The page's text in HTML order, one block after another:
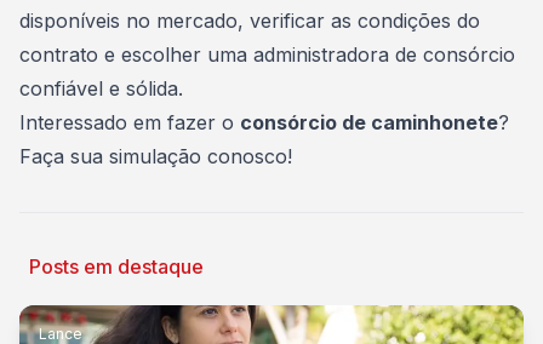
disponíveis no mercado, verificar as condições do
contrato e escolher uma administradora de consórcio
confiável e sólida.
Interessado em fazer o consórcio de caminhonete?
Faça sua simulação conosco!
Posts em destaque
Lance